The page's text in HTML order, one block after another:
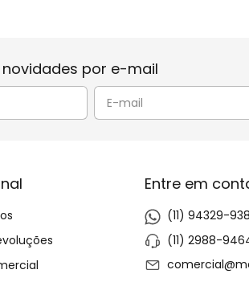
de Banho
Cirúrgico
por e-mail
Entre em
(11) 94329-
(11) 2988-